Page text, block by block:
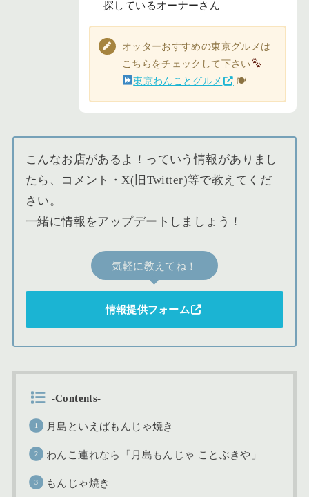
探しているオーナーさん
オッターおすすめの東京グルメは
こちらをチェックして下さい
東京わんことグルメ
🍽
こんなお店があるよ！っていう情報がありまし
たら、コメント・X(旧Twitter)等で教えてくだ
さい。
一緒に情報をアップデートしましょう！
気軽に教えてね！
情報提供フォーム
-Contents-
月島といえばもんじゃ焼き
わんこ連れなら「月島もんじゃ ことぶきや」
もんじゃ焼き